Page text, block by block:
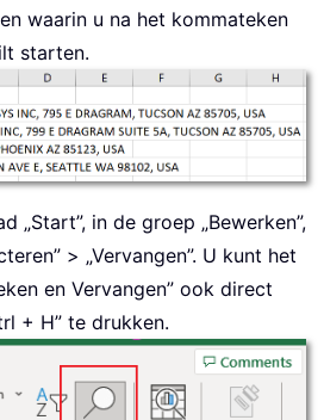
waarin u na het kommateken
starten.
„Start”, in de groep „Bewerken”,
> „Vervangen”. U kunt het
en Vervangen” ook direct
+ H” te drukken.